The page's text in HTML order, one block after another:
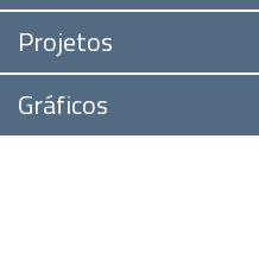
Projetos
Gráficos